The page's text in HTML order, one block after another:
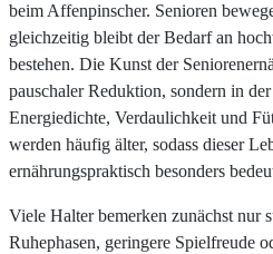
beim Affenpinscher. Senioren
gleichzeitig bleibt der Bedarf an
bestehen. Die Kunst der
pauschaler Reduktion, sondern in
Energiedichte, Verdaulichkeit und
werden häufig älter, sodass dieser
ernährungspraktisch besonders
Viele Halter bemerken zunächst nur
Ruhephasen, geringere Spielfreude